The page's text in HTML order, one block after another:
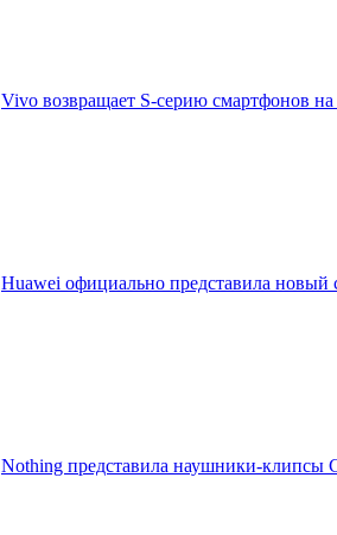
Vivo возвращает S-серию смартфонов
Huawei официально представила
Nothing представила наушники-клипсы